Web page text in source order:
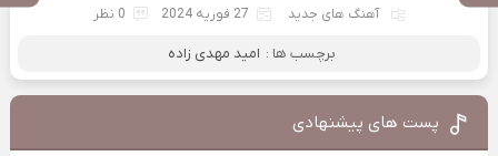
آهنگ های جدید 27 فوریه 2024 0 نظر
برچسب ها : امید مهدی زاده
پست های پیشنهادی